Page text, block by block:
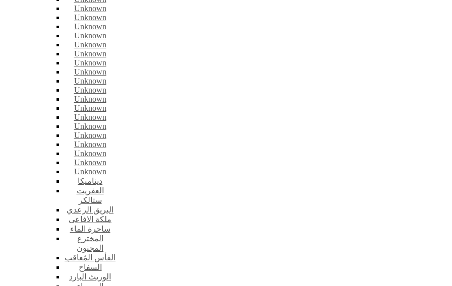
Unknown
Unknown
Unknown
Unknown
Unknown
Unknown
Unknown
Unknown
Unknown
Unknown
Unknown
Unknown
Unknown
Unknown
Unknown
Unknown
Unknown
Unknown
Unknown
ديناميكا
العفريت
ستالكر
البريق الرعدي
ملكة الافاعى
ساحرة الماء
المخترع
المجنون
الفأس المُعاقب
السفاح
الوريث البارد